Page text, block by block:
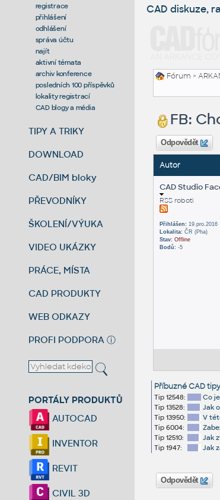
registrace
přihlášení
odhlášení
správa účtu
najít
aktivní témata
archiv konference
posledních 100 příspěvků
lokality registrací
CAD blogy a média
TIPY A TRIKY
DOWNLOAD
CAD/BIM bloky
PŘEVODNÍKY
ŠKOLENÍ/VÝUKA
VIDEO UKÁZKY
PRÁCE, MÍSTA
CAD PRODUKTY
WEB ODKAZY
PROFI PODPORA ⓘ
PORTÁLY PRODUKTŮ
AUTOCAD
INVENTOR
REVIT
CIVIL 3D
CAD diskuze,
Fórum >
FB:
Odpovědět
Autor
CAD Studio
RSS roboti
Přihlášen:19.pro.2016
Lokalita:ČR (Pha)
Stav: Offline
Bodů:-5
Příbuzné CAD tipy
Tip 12548:
Co
Tip 13528:
Jak
Tip 13950:
V
Tip 6004:
Tip 12510:
Jak
Tip 1947:
Jak
Odpovědět